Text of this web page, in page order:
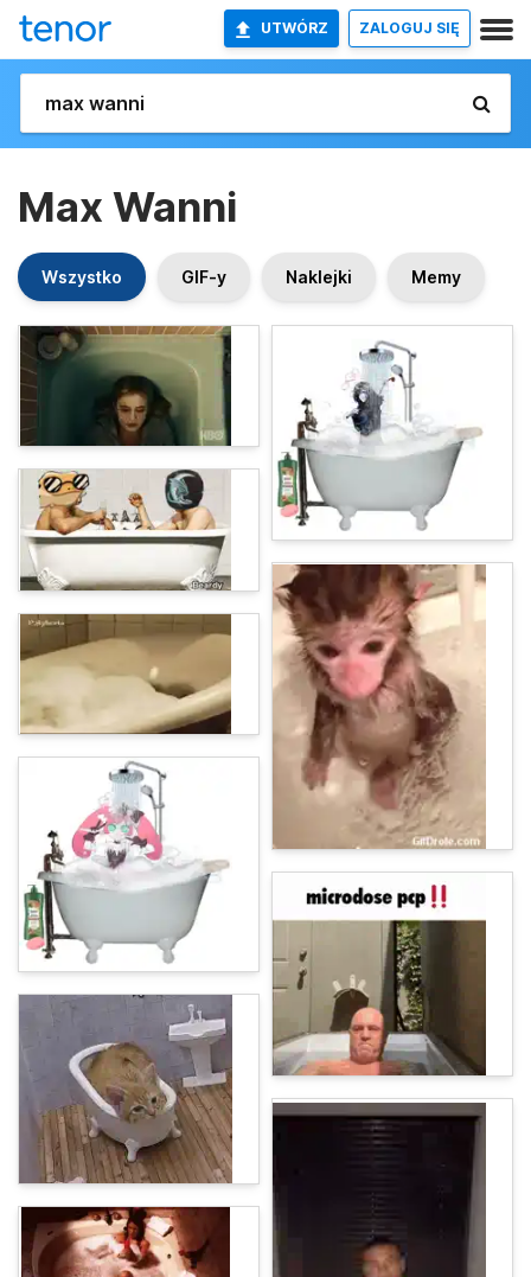
UTWÓRZ ZALOGUJ SIĘ
Max Wanni
Wszystko GIF-y Naklejki Memy